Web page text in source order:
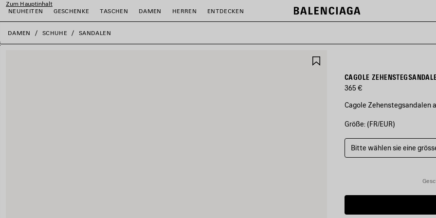
Zum Hauptinhalt
NEUHEITEN
GESCHENKE TASCHEN DAMEN HERREN ENTDECKEN
close the banner
DAMEN SCHUHE SANDALEN
CAGOLE
365 €
Cagole Zehenstegsandalen
FARBEN
SCHWARZ
Schwarz
Größe: (FR/EUR)
Bitte wählen sie eine